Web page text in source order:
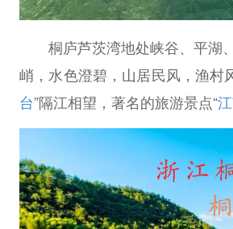
桐庐芦茨湾地处峡谷、平湖、
峭，水色澄碧，山居民风，渔村
台”隔江相望，著名的旅游景点“